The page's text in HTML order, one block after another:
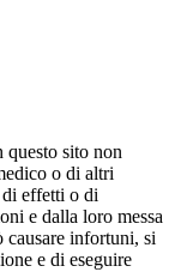
sito non
o di altri
effetti o di
e dalla loro messa
causare infortuni, si
e di eseguire